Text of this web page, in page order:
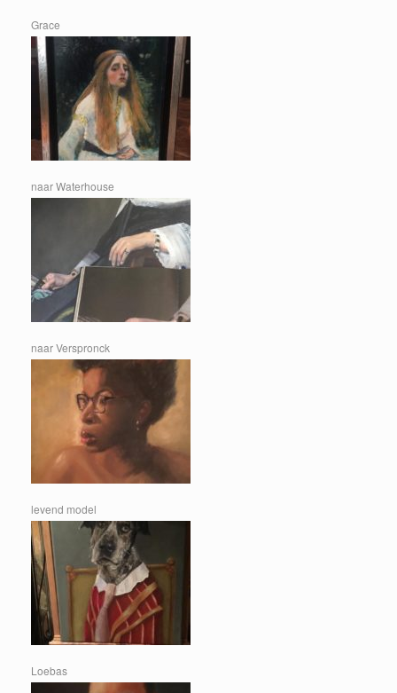
Grace
naar Waterhouse
naar Verspronck
levend model
Loebas